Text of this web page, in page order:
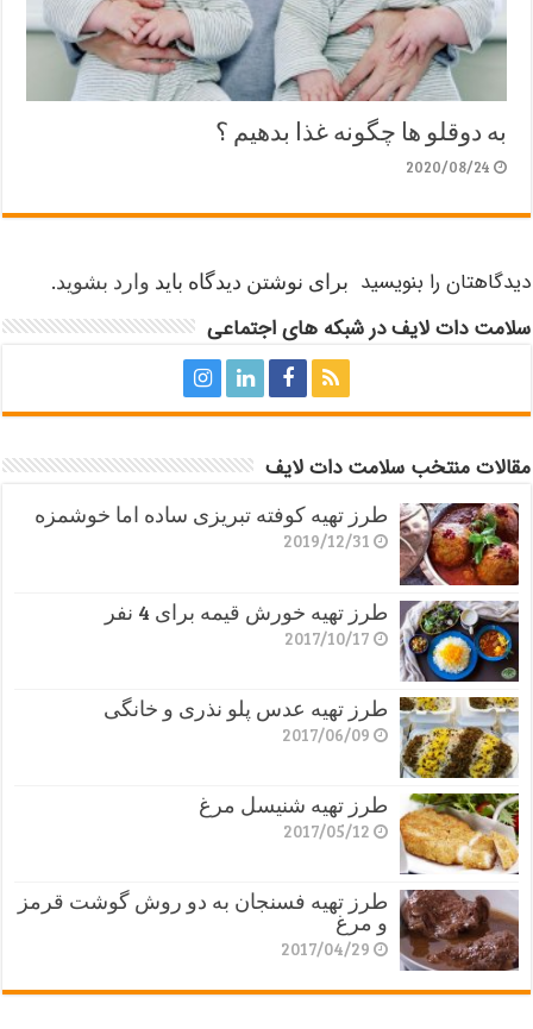
به دوقلو ها چگونه غذا بدهیم ؟
2020/08/24
دیدگاهتان را بنویسید برای نوشتن دیدگاه باید وارد بشوید.
سلامت دات لایف در شبکه های اجتماعی
مقالات منتخب سلامت دات لایف
طرز تهیه کوفته تبریزی ساده اما خوشمزه
2019/12/31
طرز تهیه خورش قیمه برای 4 نفر
2017/10/17
طرز تهیه عدس پلو نذری و خانگی
2017/06/09
طرز تهیه شنیسل مرغ
2017/05/12
طرز تهیه فسنجان به دو روش گوشت قرمز
و مرغ
2017/04/29